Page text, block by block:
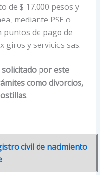
de $ 17.000 pesos y
mediante PSE o
puntos de pago de
giros y servicios sas.
por este
como divorcios,
.
civil de nacimiento